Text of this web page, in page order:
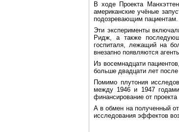
В ходе Проекта
американские учёные
подозревающим пациентам.
Эти эксперименты
Ридж, а также
госпиталя, лежащий на
внезапно появляются
Из восемнадцати
больше двадцати лет после
Помимо плутония
между 1946 и 1947
финансирование от
А в обмен на полученный
исследования эффектов